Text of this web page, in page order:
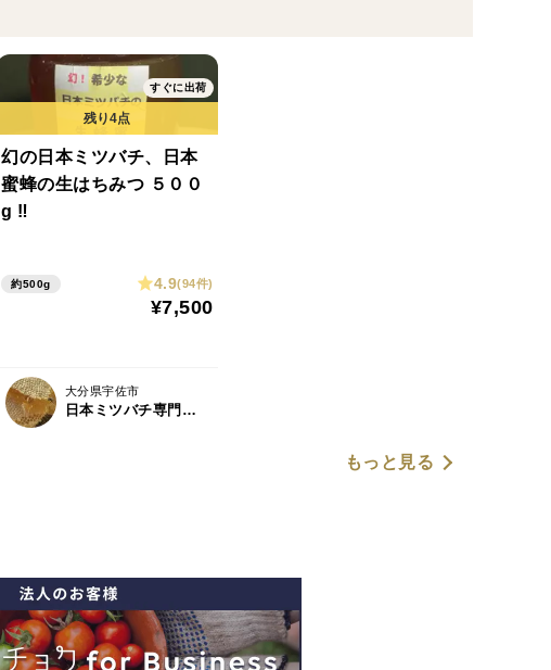
すぐに出荷
幻の日本ミツバチ、日本
蜜蜂の生はちみつ ５００
g ‼️
約500g 4.9(94件)
¥7,500
大分県宇佐市
日本ミツバチ専門 吉田養蜂所
もっと見る